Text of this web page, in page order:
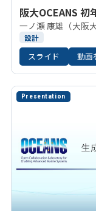
阪大OCEANS 初
一ノ瀬 康雄（大阪
設計
スライド 動画
Presentation